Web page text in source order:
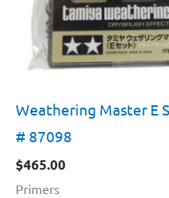
Weathering Master E
# 87098
$465.00
Primers